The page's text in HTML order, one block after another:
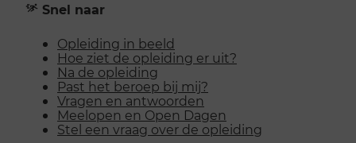
Snel naar
Opleiding in beeld
Hoe ziet de opleiding er uit?
Na de opleiding
Past het beroep bij mij?
Vragen en antwoorden
Meelopen en Open Dagen
Stel een vraag over de opleiding